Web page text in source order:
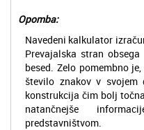
Opomba:
Navedeni kalkulator
Prevajalska stran
besed. Zelo pomembno
število znakov v
konstrukcija čim bolj
natančnejše
predstavništvom.